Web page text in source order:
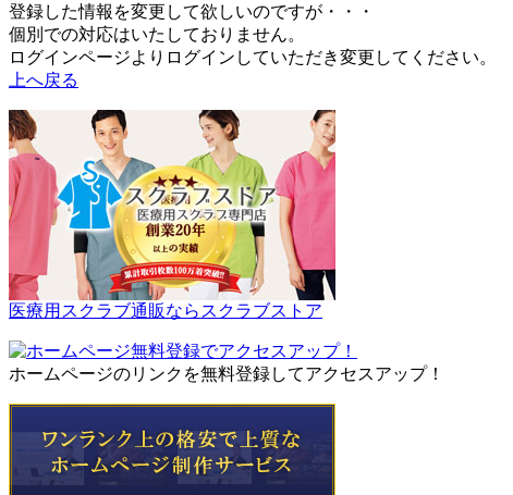
登録した情報を変更して欲しいのですが・・・
個別での対応はいたしておりません。
ログインページよりログインしていただき変更してください。
上へ戻る
医療用スクラブ通販ならスクラブストア
ホームページのリンクを無料登録してアクセスアップ！